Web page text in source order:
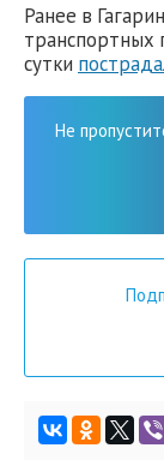
Ранее в
транспортных
сутки
Не